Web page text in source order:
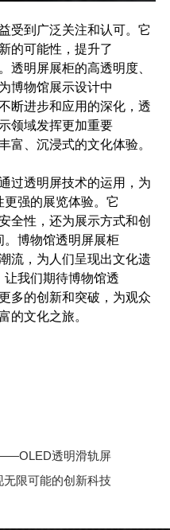
受到广泛关注和认可。它
的可能性，提升了
透明屏展柜的高透明度、
博物馆展示设计中
断进步和应用的深化，透
领域发挥更加重要
富、沉浸式的文化体验。
过透明屏技术的运用，为
强的展览体验。它
全性，还为展示方式和创
。博物馆透明屏展柜
流，为人们呈现出文化遗
我们期待博物馆透
多的创新和突破，为观众
的文化之旅。
透明滑轨屏
限可能的创新科技